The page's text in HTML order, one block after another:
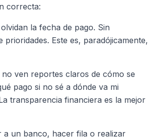
correcta:
la fecha de pago. Sin
Este es, paradójicamente,
ven reportes claros de cómo se
pago si no sé a dónde va mi
transparencia financiera es la mejor
a un banco, hacer fila o realizar